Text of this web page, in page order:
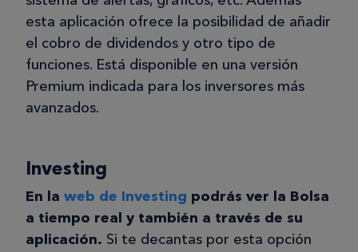
esta aplicación ofrece la posibilidad de añadir
el cobro de dividendos y otro tipo de
funciones. Está disponible en una versión
Premium indicada para los inversores más
avanzados.
Investing
En la web de Investing podrás ver la Bolsa
a tiempo real y también a través de su
aplicación. Si te decantas por esta opción